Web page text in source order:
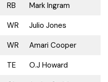
RB
Mark Ingram
WR
Julio Jones
WR
Amari Cooper
TE
O.J Howard